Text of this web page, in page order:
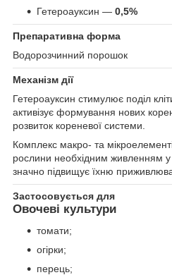
Гетероауксин — 0,5%
Препаративна форма
Водорозчинний порошок
Механізм дії
Гетероауксин стимулює поділ
активізує формування нових
розвиток кореневої системи.
Комплекс макро- та
рослини необхідним живленням
значно підвищує їхню
Застосовується для
Овочеві культури
томати;
огірки;
перець;